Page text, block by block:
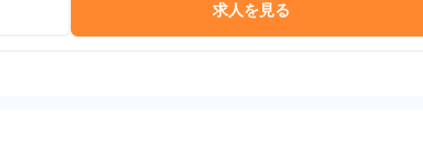
求人を見る